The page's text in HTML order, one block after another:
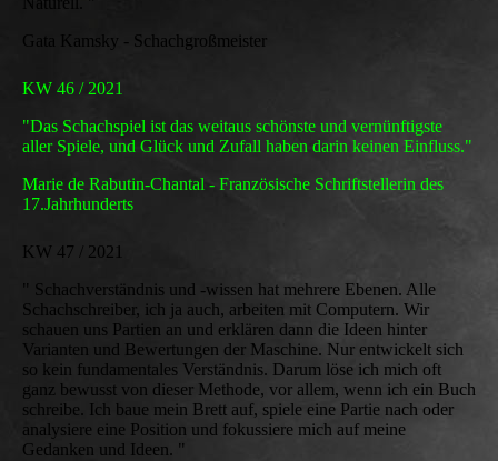
Gata Kamsky - Schachgroßmeister
KW 46 / 2021
"Das Schachspiel ist das weitaus schönste und vernünftigste
aller Spiele, und Glück und Zufall haben darin keinen Einfluss."
Marie de Rabutin-Chantal - Französische Schriftstellerin des
17.Jahrhunderts
KW 47 / 2021
" Schachverständnis und -wissen hat mehrere Ebenen. Alle
Schachschreiber, ich ja auch, arbeiten mit Computern. Wir
schauen uns Partien an und erklären dann die Ideen hinter
Varianten und Bewertungen der Maschine. Nur entwickelt sich
so kein fundamentales Verständnis. Darum löse ich mich oft
ganz bewusst von dieser Methode, vor allem, wenn ich ein Buch
schreibe. Ich baue mein Brett auf, spiele eine Partie nach oder
analysiere eine Position und fokussiere mich auf meine
Gedanken und Ideen. "